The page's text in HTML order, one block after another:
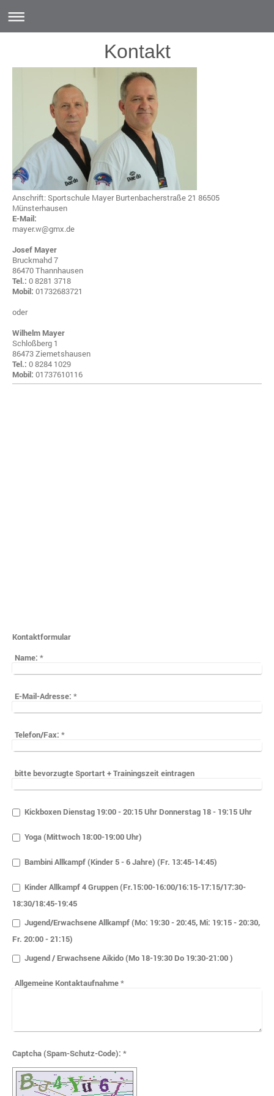
Kontakt
Anschrift: Sportschule Mayer Burtenbacherstraße 21 86505
Münsterhausen
E-Mail:
mayer.w@gmx.de
Josef Mayer
Bruckmahd 7
86470 Thannhausen
Tel.: 0 8281 3718
Mobil: 01732683721
oder
Wilhelm Mayer
Schloßberg 1
86473 Ziemetshausen
Tel.: 0 8284 1029
Mobil: 01737610116
Kontaktformular
Name: *
E-Mail-Adresse: *
Telefon/Fax: *
bitte bevorzugte Sportart + Trainingszeit eintragen
Kickboxen Dienstag 19:00 - 20:15 Uhr Donnerstag 18 - 19:15 Uhr
Yoga (Mittwoch 18:00-19:00 Uhr)
Bambini Allkampf (Kinder 5 - 6 Jahre) (Fr. 13:45-14:45)
Kinder Allkampf 4 Gruppen (Fr.15:00-16:00/16:15-17:15/17:30-
18:30/18:45-19:45
Jugend/Erwachsene Allkampf (Mo: 19:30 - 20:45, Mi: 19:15 - 20:30,
Fr. 20:00 - 21:15)
Jugend / Erwachsene Aikido (Mo 18-19:30 Do 19:30-21:00 )
Allgemeine Kontaktaufnahme*
Captcha (Spam-Schutz-Code): *